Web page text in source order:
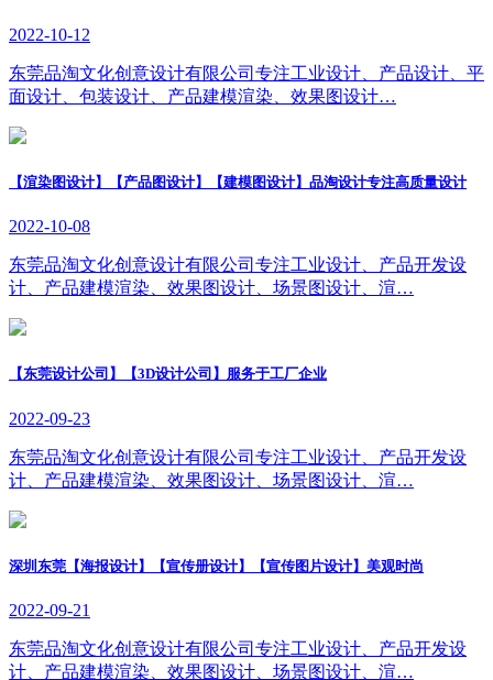
2022-10-12
东莞品淘文化创意设计有限公司专注工业设计、产品设计、平
面设计、包装设计、产品建模渲染、效果图设计…
【渲染图设计】【产品图设计】【建模图设计】品淘设计专注高质量设计
2022-10-08
东莞品淘文化创意设计有限公司专注工业设计、产品开发设
计、产品建模渲染、效果图设计、场景图设计、渲…
【东莞设计公司】【3D设计公司】服务于工厂企业
2022-09-23
东莞品淘文化创意设计有限公司专注工业设计、产品开发设
计、产品建模渲染、效果图设计、场景图设计、渲…
深圳东莞【海报设计】【宣传册设计】【宣传图片设计】美观时尚
2022-09-21
东莞品淘文化创意设计有限公司专注工业设计、产品开发设
计、产品建模渲染、效果图设计、场景图设计、渲…